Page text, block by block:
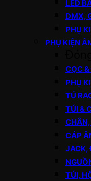
LED
DMX,
PHỤ
PHỤ KIỆN
CỌC
PHỤ
TỦ
TÚI &
CHÂN,
CÁP
JACK,
TÚI,